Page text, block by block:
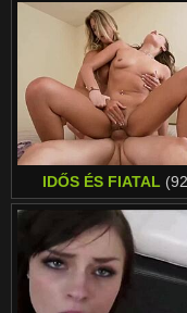
IDŐS ÉS FIATAL